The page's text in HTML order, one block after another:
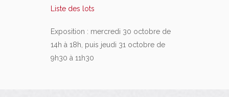
Liste des lots
Exposition : mercredi 30 octobre de
14h à 18h, puis jeudi 31 octobre de
9h30 à 11h30